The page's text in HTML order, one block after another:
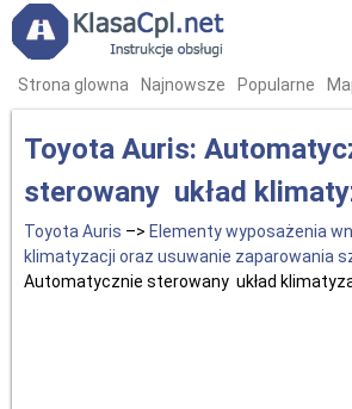
Strona glowna Najnowsze Popularne
Toyota Auris:
sterowany układ
Toyota Auris –> Elementy wyposażenia
klimatyzacji oraz usuwanie zaparowania
Automatycznie sterowany układ